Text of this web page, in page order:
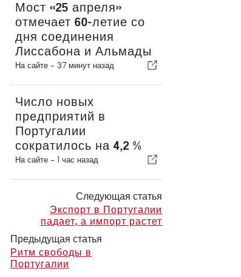
Мост «25 апреля»
отмечает 60-летие со
дня соединения
Лиссабона и Альмады
На сайте - 37 минут назад
Число новых
предприятий в
Португалии
сократилось на 4,2 %
На сайте - 1 час назад
Следующая статья
Экспорт в Португалии
падает, а импорт растет
Предыдущая статья
Ритм свободы в
Португалии